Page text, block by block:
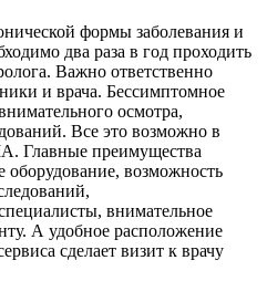
формы заболевания и
два раза в год проходить
Важно ответственно
и врача. Бессимптомное
осмотра,
Все это возможно в
Главные преимущества
оборудование, возможность
внимательное
А удобное расположение
сделает визит к врачу